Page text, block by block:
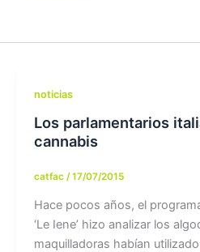
noticias
Los parlamentarios
cannabis
catfac /17/07/2015
Hace pocos años, el
‘Le Iene’ hizo analizar los
maquilladoras habían